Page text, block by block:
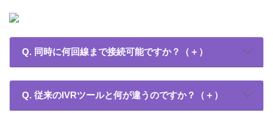
Q. 同時に何回線まで接続可能ですか？（＋）
Q. 従来のIVRツールと何が違うのですか？（＋）